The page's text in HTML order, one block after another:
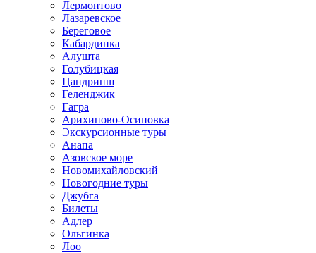
Лермонтово
Лазаревское
Береговое
Кабардинка
Алушта
Голубицкая
Цандрипш
Геленджик
Гагра
Арихипово-Осиповка
Экскурсионные туры
Анапа
Азовское море
Новомихайловский
Новогодние туры
Джубга
Билеты
Адлер
Ольгинка
Лоо